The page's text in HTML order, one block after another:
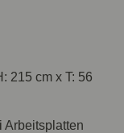
215 cm x T: 56
Arbeitsplatten